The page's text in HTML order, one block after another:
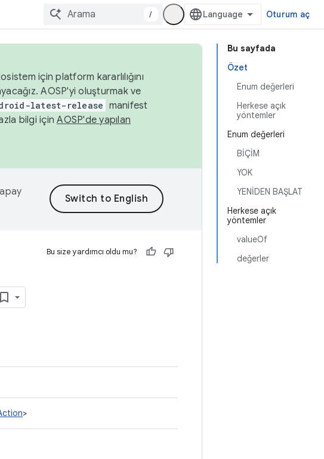
/ Oturum aç
Bu sayfada
Özet
Enum değerleri
Herkese açık
yöntemler
Enum değerleri
BİÇİM
YOK
YENİDEN BAŞLAT
Herkese açık
yöntemler
valueOf
değerler
için platform kararlılığını
AOSP'yi oluşturmak ve
latest-release manifest
bilgi içinAOSP'de yapılan
Bu size yardımcı oldu mu?
>